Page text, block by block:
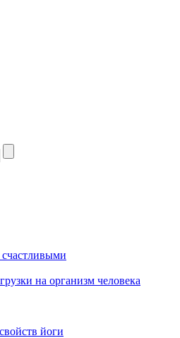
счастливыми
на организм человека
йоги